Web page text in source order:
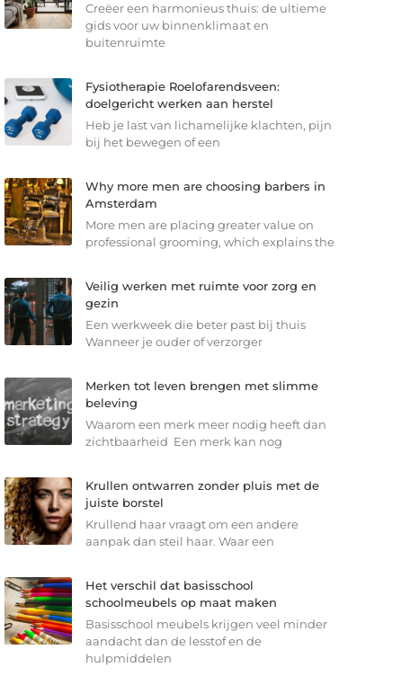
Creëer een harmonieus thuis: de ultieme
gids voor uw binnenklimaat en
buitenruimte
Fysiotherapie Roelofarendsveen:
doelgericht werken aan herstel
Heb je last van lichamelijke klachten, pijn
bij het bewegen of een
Why more men are choosing barbers in
Amsterdam
More men are placing greater value on
professional grooming, which explains the
Veilig werken met ruimte voor zorg en
gezin
Een werkweek die beter past bij thuis
Wanneer je ouder of verzorger
Merken tot leven brengen met slimme
beleving
Waarom een merk meer nodig heeft dan
zichtbaarheid Een merk kan nog
Krullen ontwarren zonder pluis met de
juiste borstel
Krullend haar vraagt om een andere
aanpak dan steil haar. Waar een
Het verschil dat basisschool
schoolmeubels op maat maken
Basisschool meubels krijgen veel minder
aandacht dan de lesstof en de
hulpmiddelen